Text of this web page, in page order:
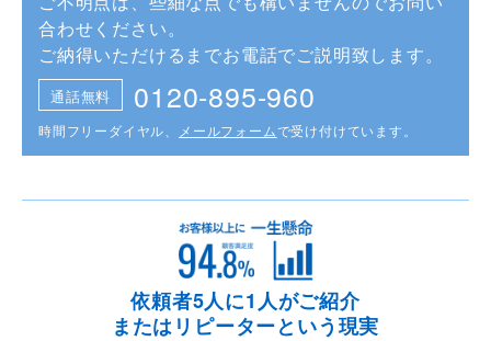
合わせください。
ご納得いただけるまでお電話でご説明致します。
通話無料 0120-895-960
時間フリーダイヤル、 メールフォームで受け付けています。
依頼者5人に1人がご紹介
またはリピーターという現実